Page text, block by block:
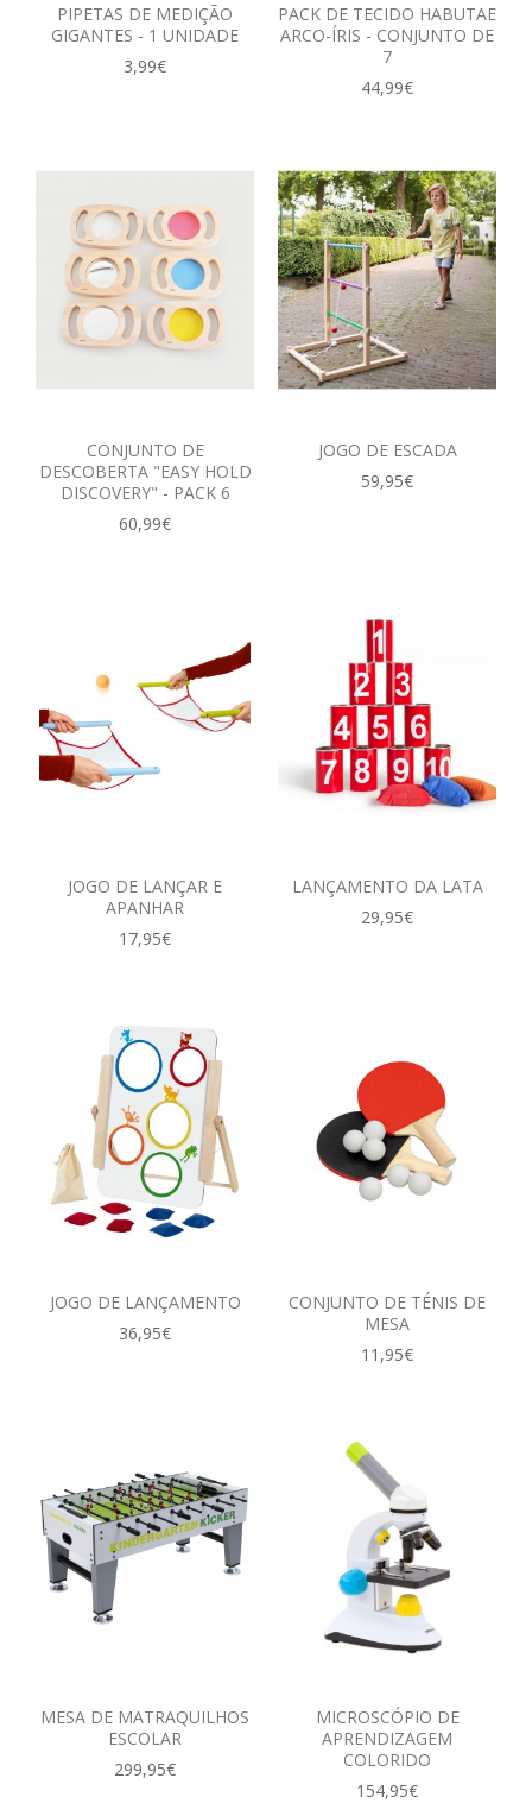
PIPETAS DE MEDIÇÃO
GIGANTES - 1 UNIDADE
3,99€
PACK DE TECIDO HABUTAE
ARCO-ÍRIS - CONJUNTO DE
7
44,99€
CONJUNTO DE
DESCOBERTA "EASY HOLD
DISCOVERY" - PACK 6
60,99€
JOGO DE ESCADA
59,95€
JOGO DE LANÇAR E
APANHAR
17,95€
LANÇAMENTO DA LATA
29,95€
JOGO DE LANÇAMENTO
36,95€
CONJUNTO DE TÉNIS DE
MESA
11,95€
MESA DE MATRAQUILHOS
ESCOLAR
299,95€
MICROSCÓPIO DE
APRENDIZAGEM
COLORIDO
154,95€